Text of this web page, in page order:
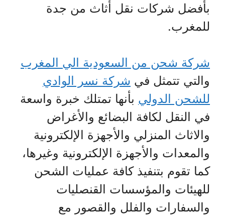
بأفضل شركات نقل أثاث من جدة
للمغرب.
شركة شحن من السعودية الي المغرب
والتي تتمثل في شركة نسر الوادي
للشحن الدولي بأنها تمتلك خبرة واسعة
في النقل لكافة البضائع والأغراض
والاثاث المنزلي والأجهزة الإلكترونية
والمعدات والأجهزة الإلكترونية وغيرها،
كما تقوم بتنفيذ كافة عمليات الشحن
للهيئات والمؤسسات القنصليات
والسفارات والفلل والقصور مع